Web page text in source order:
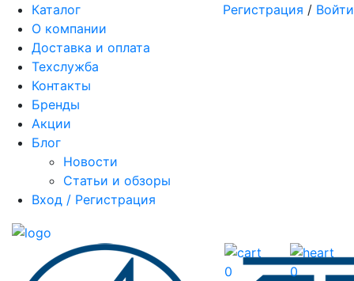
Каталог
О компании
Доставка и оплата
Техслужба
Контакты
Бренды
Акции
Блог
Новости
Статьи и обзоры
Вход / Регистрация
Регистрация / Войти
0 0